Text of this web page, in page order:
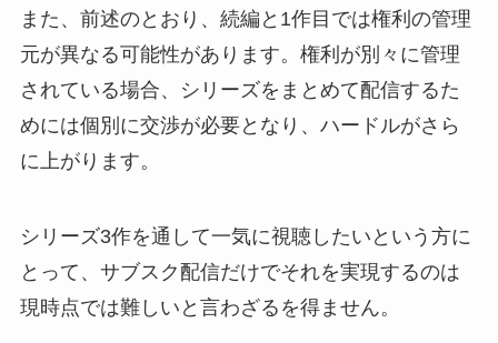
また、前述のとおり、続編と1作目では権利の管理
元が異なる可能性があります。権利が別々に管理
されている場合、シリーズをまとめて配信するた
めには個別に交渉が必要となり、ハードルがさら
に上がります。
シリーズ3作を通して一気に視聴したいという方に
とって、サブスク配信だけでそれを実現するのは
現時点では難しいと言わざるを得ません。